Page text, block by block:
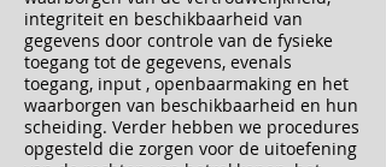
integriteit en beschikbaarheid van
gegevens door controle van de fysieke
toegang tot de gegevens, evenals
toegang, input , openbaarmaking en het
waarborgen van beschikbaarheid en hun
scheiding. Verder hebben we procedures
opgesteld die zorgen voor de uitoefening